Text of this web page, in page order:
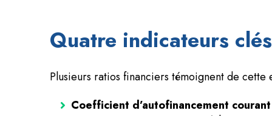
Quatre indicateurs
Plusieurs ratios financiers témoignent de cette
Coefficient d’autofinancement